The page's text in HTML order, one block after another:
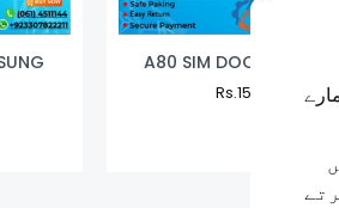
A80 SIM DOOR
Regular
Rs.150.00
Sale